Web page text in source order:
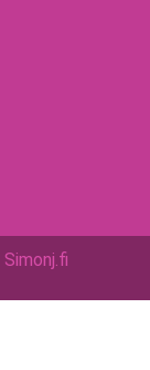
Simonj.fi